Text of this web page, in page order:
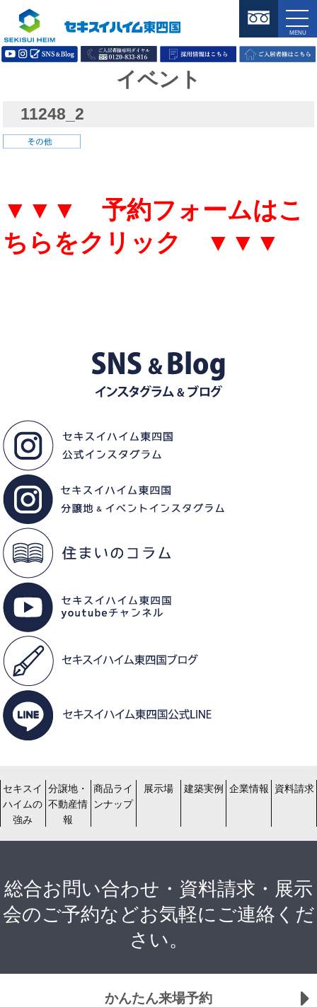
イベント
11248_2
▼▼▼ 予約フォームはこ
ちらをクリック ▼▼▼
セキスイ
ハイムの
強み
分譲地・
不動産情
報
商品ライ
ンナップ
展示場 建築実例 企業情報 資料請求
総合お問い合わせ・資料請求・展示
会のご予約などお気軽にご連絡くだ
さい。
かんたん来場予約